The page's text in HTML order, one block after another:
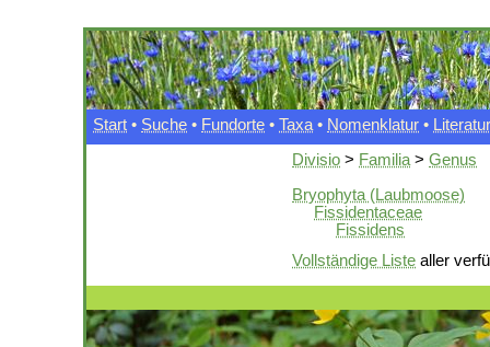
Start • Suche • Fundorte • Taxa • Nomenklatur • Literatur
Divisio > Familia > Genus
Bryophyta (Laubmoose)
Fissidentaceae
Fissidens
Vollständige Liste aller